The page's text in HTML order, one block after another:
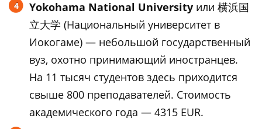
Yokohama National University или 横浜国
立大学 (Национальный университет в
Иокогаме) — небольшой государственный
вуз, охотно принимающий иностранцев.
На 11 тысяч студентов здесь приходится
свыше 800 преподавателей. Стоимость
академического года — 4315 EUR.